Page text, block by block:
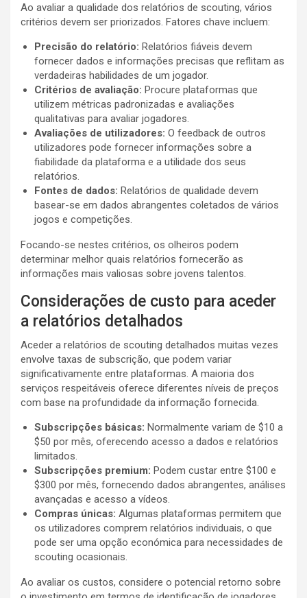
Ao avaliar a qualidade dos relatórios de scouting, vários
critérios devem ser priorizados. Fatores chave incluem:
Precisão do relatório: Relatórios fiáveis devem
fornecer dados e informações precisas que reflitam as
verdadeiras habilidades de um jogador.
Critérios de avaliação: Procure plataformas que
utilizem métricas padronizadas e avaliações
qualitativas para avaliar jogadores.
Avaliações de utilizadores: O feedback de outros
utilizadores pode fornecer informações sobre a
fiabilidade da plataforma e a utilidade dos seus
relatórios.
Fontes de dados: Relatórios de qualidade devem
basear-se em dados abrangentes coletados de vários
jogos e competições.
Focando-se nestes critérios, os olheiros podem
determinar melhor quais relatórios fornecerão as
informações mais valiosas sobre jovens talentos.
Considerações de custo para aceder
a relatórios detalhados
Aceder a relatórios de scouting detalhados muitas vezes
envolve taxas de subscrição, que podem variar
significativamente entre plataformas. A maioria dos
serviços respeitáveis oferece diferentes níveis de preços
com base na profundidade da informação fornecida.
Subscripções básicas: Normalmente variam de $10 a
$50 por mês, oferecendo acesso a dados e relatórios
limitados.
Subscripções premium: Podem custar entre $100 e
$300 por mês, fornecendo dados abrangentes, análises
avançadas e acesso a vídeos.
Compras únicas: Algumas plataformas permitem que
os utilizadores comprem relatórios individuais, o que
pode ser uma opção económica para necessidades de
scouting ocasionais.
Ao avaliar os custos, considere o potencial retorno sobre